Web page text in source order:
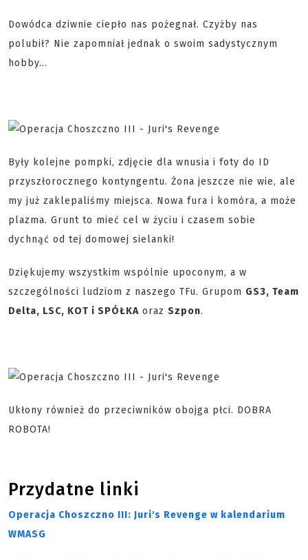
Dowódca dziwnie ciepło nas pożegnał. Czyżby nas
polubił? Nie zapomniał jednak o swoim sadystycznym
hobby...
Były kolejne pompki, zdjęcie dla wnusia i foty do ID
przyszłorocznego kontyngentu. Żona jeszcze nie wie, ale
my już zaklepaliśmy miejsca. Nowa fura i komóra, a może
plazma. Grunt to mieć cel w życiu i czasem sobie
dychnąć od tej domowej sielanki!
Dziękujemy wszystkim wspólnie upoconym, a w
szczególności ludziom z naszego TFu. Grupom GS3, Team
Delta, LSC, KOT i SPÓŁKA oraz Szpon.
Ukłony również do przeciwników obojga płci. DOBRA
ROBOTA!
Przydatne linki
Operacja Choszczno III: Juri's Revenge w kalendarium
WMASG